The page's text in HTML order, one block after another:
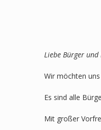
Liebe Bürger
Wir möchten
Es sind alle
Mit großer